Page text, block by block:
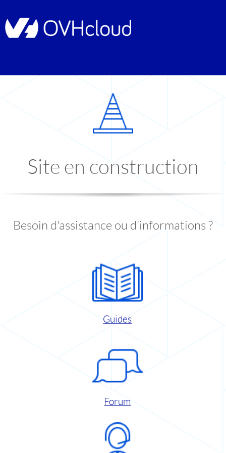
Site en construction
Besoin d'assistance ou d'informations ?
Guides
Forum